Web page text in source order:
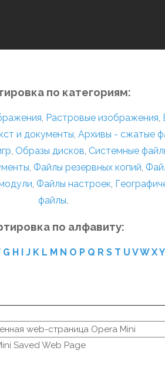
по категориям:
, Растровые изображения,
и документы, Архивы - сжатые
, Образы дисков, Системные
, Файлы резервных копий,
, Файлы настроек,
файлы.
по алфавиту:
G H I J K L M N O P Q R S T U VW XY
web-страница Opera Mini
Saved Web Page